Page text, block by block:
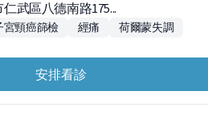
武區八德南路175...
宮頸癌篩檢 經痛
荷爾蒙失調
安排看診